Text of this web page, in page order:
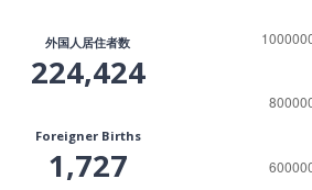
外国人居住者数
224,424
Foreigner Births
1,727